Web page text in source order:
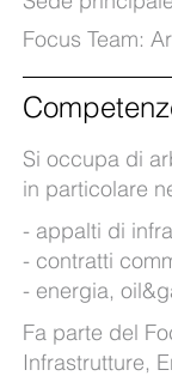
Focus Team:
Si occupa di
in particolare
appalti di
contratti
energia,
Fa parte del
Infrastrutture,